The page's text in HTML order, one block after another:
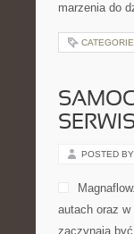
marzenia do
POSTED
autach oraz
zaczynają